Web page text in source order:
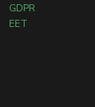
GDPR
EET